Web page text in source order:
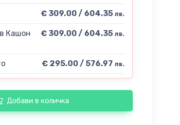
€ 309.00 / 604.35 лв.
Кашон € 309.00 / 604.35 лв.
€ 295.00 / 576.97 лв.
Добави в количка